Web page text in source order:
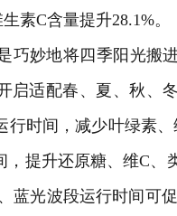
素C含量提升28.1%。
妙地将四季阳光搬
启适配春、夏、秋、
行时间，减少叶绿素
提升还原糖、维C、
蓝光波段运行时间可